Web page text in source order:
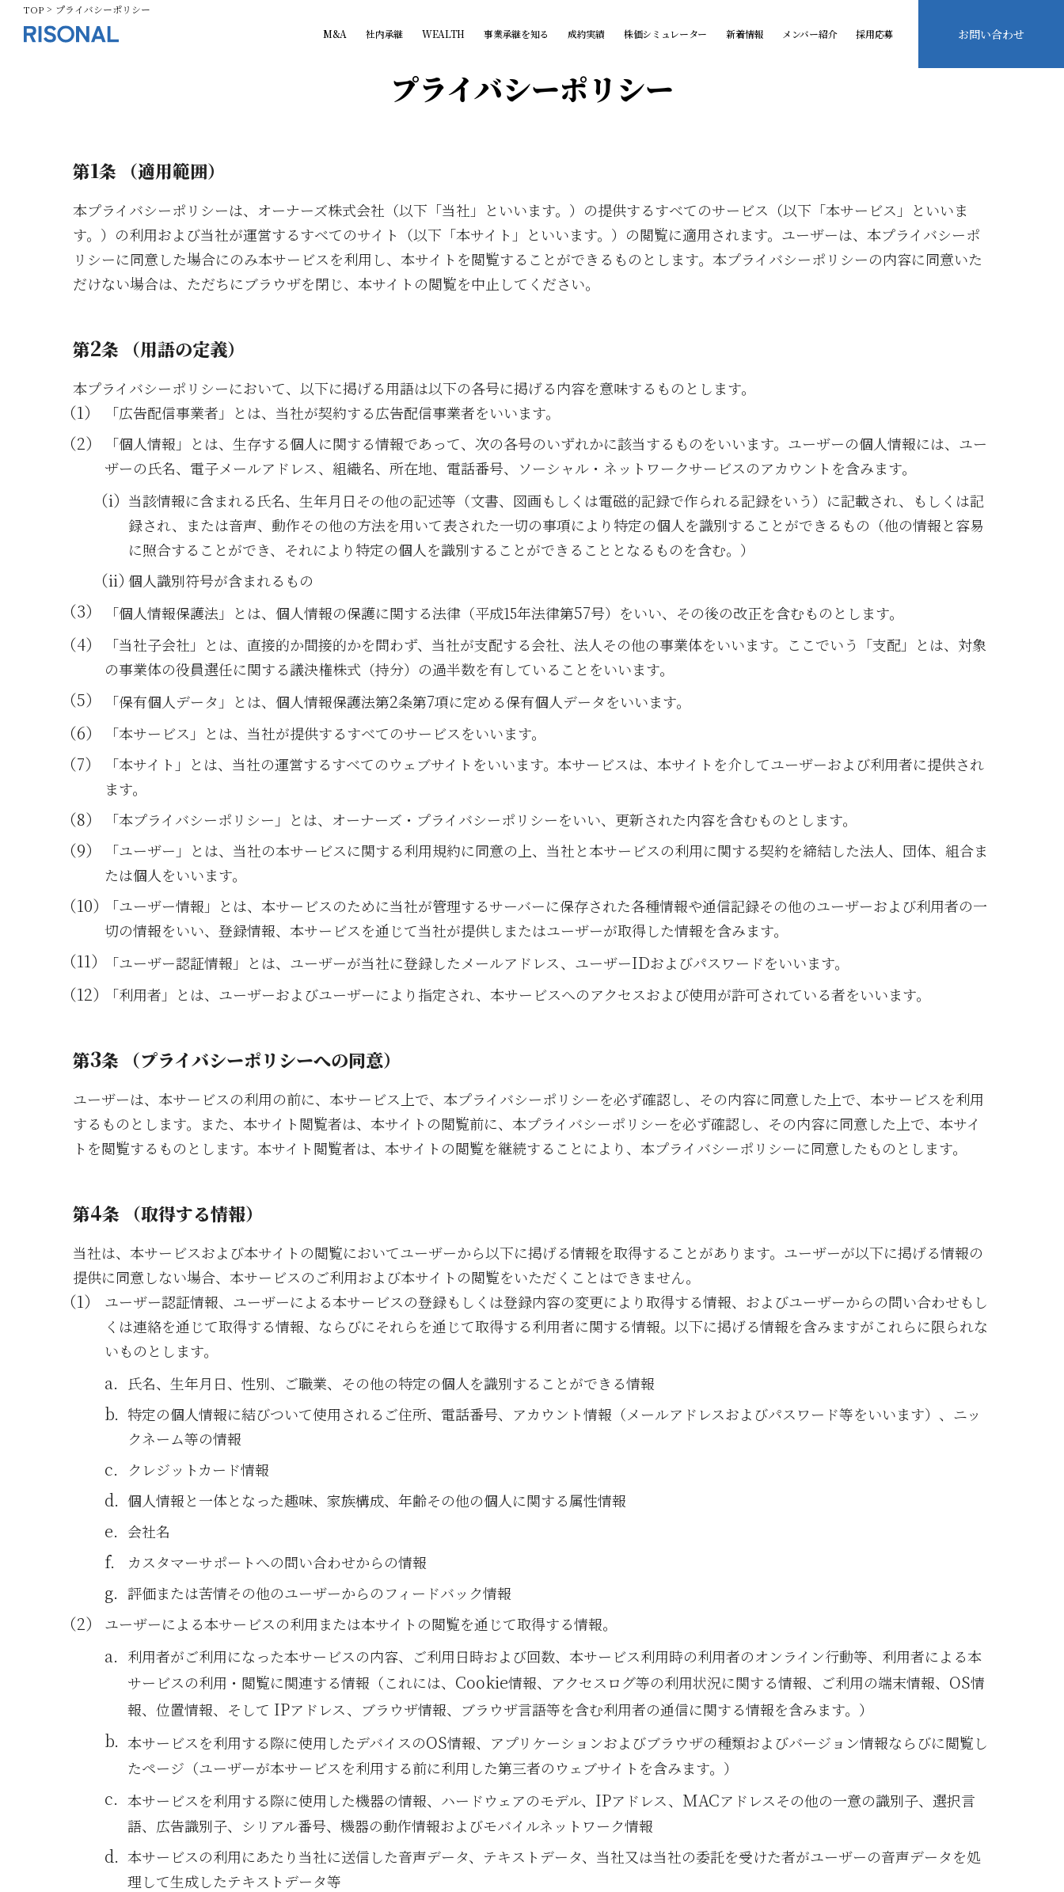
M&A 社内承継 WEALTH 事業承継を知る 成約実績 株価シミュレーター 新着情報 メンバー紹介 採用応募 お問い合わせ
TOP プライバシーポリシー
プライバシーポリシー
第1条 （適用範囲）
本プライバシーポリシーは、オーナーズ株式会社（以下「当社」といいます。）の提供するすべてのサービス（以下「本サービス」といいま
す。）の利用および当社が運営するすべてのサイト（以下「本サイト」といいます。）の閲覧に適用されます。ユーザーは、本プライバシーポ
リシーに同意した場合にのみ本サービスを利用し、本サイトを閲覧することができるものとします。本プライバシーポリシーの内容に同意いた
だけない場合は、ただちにブラウザを閉じ、本サイトの閲覧を中止してください。
第2条 （用語の定義）
本プライバシーポリシーにおいて、以下に掲げる用語は以下の各号に掲げる内容を意味するものとします。
「広告配信事業者」とは、当社が契約する広告配信事業者をいいます。
「個人情報」とは、生存する個人に関する情報であって、次の各号のいずれかに該当するものをいいます。ユーザーの個人情報には、ユー
ザーの氏名、電子メールアドレス、組織名、所在地、電話番号、ソーシャル・ネットワークサービスのアカウントを含みます。
当該情報に含まれる氏名、生年月日その他の記述等（文書、図画もしくは電磁的記録で作られる記録をいう）に記載され、もしくは記
録され、または音声、動作その他の方法を用いて表された一切の事項により特定の個人を識別することができるもの（他の情報と容易
に照合することができ、それにより特定の個人を識別することができることとなるものを含む。）
個人識別符号が含まれるもの
「個人情報保護法」とは、個人情報の保護に関する法律（平成15年法律第57号）をいい、その後の改正を含むものとします。
「当社子会社」とは、直接的か間接的かを問わず、当社が支配する会社、法人その他の事業体をいいます。ここでいう「支配」とは、対象
の事業体の役員選任に関する議決権株式（持分）の過半数を有していることをいいます。
「保有個人データ」とは、個人情報保護法第2条第7項に定める保有個人データをいいます。
「本サービス」とは、当社が提供するすべてのサービスをいいます。
「本サイト」とは、当社の運営するすべてのウェブサイトをいいます。本サービスは、本サイトを介してユーザーおよび利用者に提供され
ます。
「本プライバシーポリシー」とは、オーナーズ・プライバシーポリシーをいい、更新された内容を含むものとします。
「ユーザー」とは、当社の本サービスに関する利用規約に同意の上、当社と本サービスの利用に関する契約を締結した法人、団体、組合ま
たは個人をいいます。
「ユーザー情報」とは、本サービスのために当社が管理するサーバーに保存された各種情報や通信記録その他のユーザーおよび利用者の一
切の情報をいい、登録情報、本サービスを通じて当社が提供しまたはユーザーが取得した情報を含みます。
「ユーザー認証情報」とは、ユーザーが当社に登録したメールアドレス、ユーザーIDおよびパスワードをいいます。
「利用者」とは、ユーザーおよびユーザーにより指定され、本サービスへのアクセスおよび使用が許可されている者をいいます。
第3条 （プライバシーポリシーへの同意）
ユーザーは、本サービスの利用の前に、本サービス上で、本プライバシーポリシーを必ず確認し、その内容に同意した上で、本サービスを利用
するものとします。また、本サイト閲覧者は、本サイトの閲覧前に、本プライバシーポリシーを必ず確認し、その内容に同意した上で、本サイ
トを閲覧するものとします。本サイト閲覧者は、本サイトの閲覧を継続することにより、本プライバシーポリシーに同意したものとします。
第4条 （取得する情報）
当社は、本サービスおよび本サイトの閲覧においてユーザーから以下に掲げる情報を取得することがあります。ユーザーが以下に掲げる情報の
提供に同意しない場合、本サービスのご利用および本サイトの閲覧をいただくことはできません。
ユーザー認証情報、ユーザーによる本サービスの登録もしくは登録内容の変更により取得する情報、およびユーザーからの問い合わせもし
くは連絡を通じて取得する情報、ならびにそれらを通じて取得する利用者に関する情報。以下に掲げる情報を含みますがこれらに限られな
いものとします。
氏名、生年月日、性別、ご職業、その他の特定の個人を識別することができる情報
特定の個人情報に結びついて使用されるご住所、電話番号、アカウント情報（メールアドレスおよびパスワード等をいいます）、ニッ
クネーム等の情報
クレジットカード情報
個人情報と一体となった趣味、家族構成、年齢その他の個人に関する属性情報
会社名
カスタマーサポートへの問い合わせからの情報
評価または苦情その他のユーザーからのフィードバック情報
ユーザーによる本サービスの利用または本サイトの閲覧を通じて取得する情報。
利用者がご利用になった本サービスの内容、ご利用日時および回数、本サービス利用時の利用者のオンライン行動等、利用者による本
サービスの利用・閲覧に関連する情報（これには、 Cookie情報、アクセスログ等の利用状況に関する情報、ご利用の端末情報、 OS情
報、位置情報、そして IPアドレス、ブラウザ情報、ブラウザ言語等を含む利用者の通信に関する情報を含みます。）
本サービスを利用する際に使用したデバイスのOS情報、アプリケーションおよびブラウザの種類およびバージョン情報ならびに閲覧し
たページ（ユーザーが本サービスを利用する前に利用した第三者のウェブサイトを含みます。）
本サービスを利用する際に使用した機器の情報、ハードウェアのモデル、 IPアドレス、 MACアドレスその他の一意の識別子、選択言
語、広告識別子、シリアル番号、機器の動作情報およびモバイルネットワーク情報
本サービスの利用にあたり当社に送信した音声データ、テキストデータ、当社又は当社の委託を受けた者がユーザーの音声データを処
理して生成したテキストデータ等